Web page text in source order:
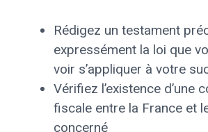
Rédigez un testament
expressément la loi que
voir s’appliquer à votre
Vérifiez l’existence d’une
fiscale entre la France et
concerné